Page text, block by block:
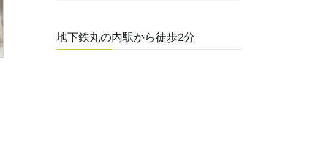
地下鉄丸の内駅から徒歩2分